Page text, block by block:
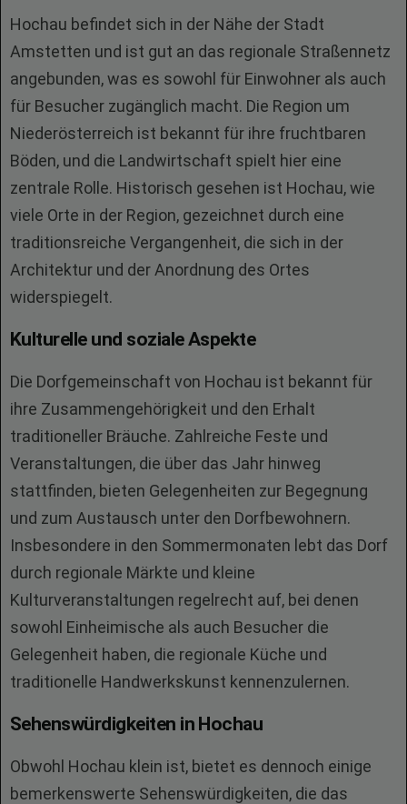
Hochau befindet sich in der Nähe der Stadt
Amstetten und ist gut an das regionale Straßennetz
angebunden, was es sowohl für Einwohner als auch
für Besucher zugänglich macht. Die Region um
Niederösterreich ist bekannt für ihre fruchtbaren
Böden, und die Landwirtschaft spielt hier eine
zentrale Rolle. Historisch gesehen ist Hochau, wie
viele Orte in der Region, gezeichnet durch eine
traditionsreiche Vergangenheit, die sich in der
Architektur und der Anordnung des Ortes
widerspiegelt.
Kulturelle und soziale Aspekte
Die Dorfgemeinschaft von Hochau ist bekannt für
ihre Zusammengehörigkeit und den Erhalt
traditioneller Bräuche. Zahlreiche Feste und
Veranstaltungen, die über das Jahr hinweg
stattfinden, bieten Gelegenheiten zur Begegnung
und zum Austausch unter den Dorfbewohnern.
Insbesondere in den Sommermonaten lebt das Dorf
durch regionale Märkte und kleine
Kulturveranstaltungen regelrecht auf, bei denen
sowohl Einheimische als auch Besucher die
Gelegenheit haben, die regionale Küche und
traditionelle Handwerkskunst kennenzulernen.
Sehenswürdigkeiten in Hochau
Obwohl Hochau klein ist, bietet es dennoch einige
bemerkenswerte Sehenswürdigkeiten, die das